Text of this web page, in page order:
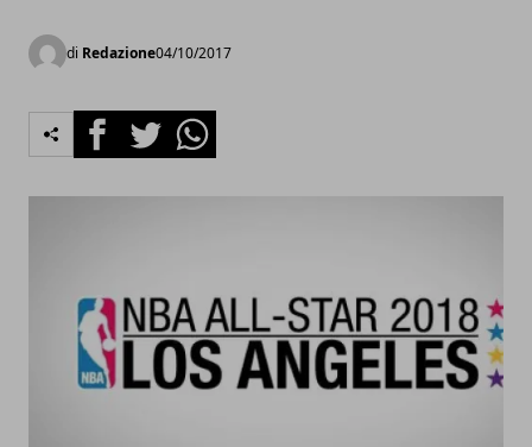
di Redazione04/10/2017
FacebookTwitterWhatsapp